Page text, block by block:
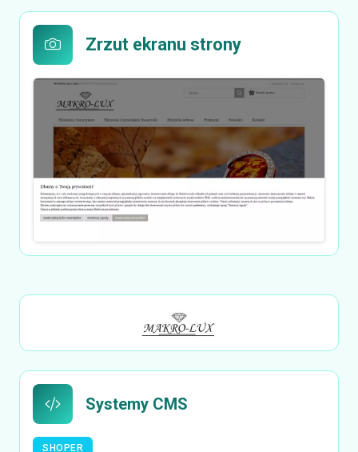
Zrzut ekranu strony
Systemy CMS
SHOPER